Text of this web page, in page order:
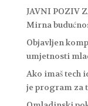
JAVNI POZIV
Mirna
Objavljen
umjetnosti
Ako imaš tech
je program za